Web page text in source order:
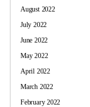
August 2022
July 2022
June 2022
May 2022
April 2022
March 2022
February 2022